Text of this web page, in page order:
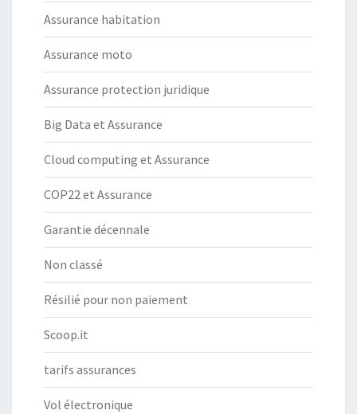
Assurance habitation
Assurance moto
Assurance protection juridique
Big Data et Assurance
Cloud computing et Assurance
COP22 et Assurance
Garantie décennale
Non classé
Résilié pour non paiement
Scoop.it
tarifs assurances
Vol électronique